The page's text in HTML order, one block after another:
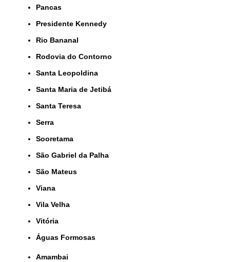
Pancas
Presidente Kennedy
Rio Bananal
Rodovia do Contorno
Santa Leopoldina
Santa Maria de Jetibá
Santa Teresa
Serra
Sooretama
São Gabriel da Palha
São Mateus
Viana
Vila Velha
Vitória
Águas Formosas
Amambai